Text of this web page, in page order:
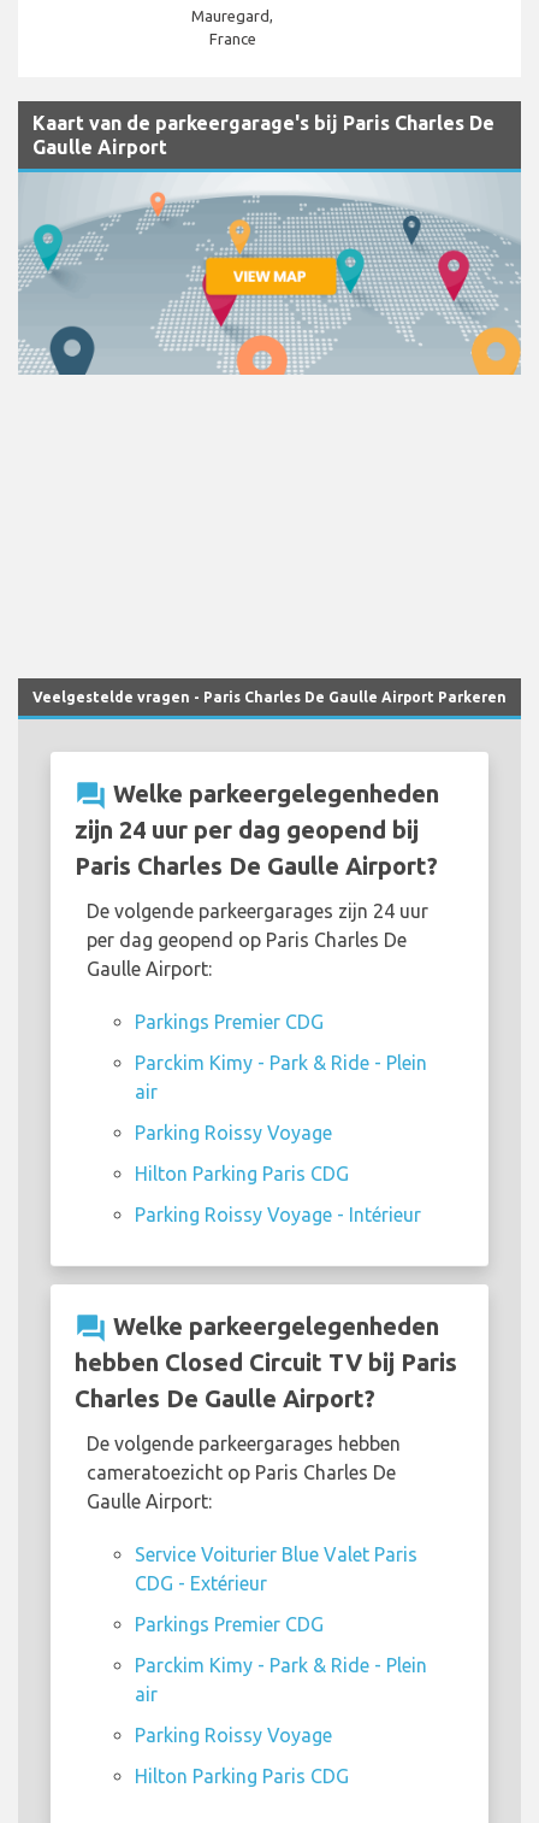
Mauregard,
France
Kaart van de parkeergarage's bij Paris Charles De
Gaulle Airport
Veelgestelde vragen - Paris Charles De Gaulle Airport Parkeren
question_answer Welke parkeergelegenheden
zijn 24 uur per dag geopend bij
Paris Charles De Gaulle Airport?
De volgende parkeergarages zijn 24 uur
per dag geopend op Paris Charles De
Gaulle Airport:
Parkings Premier CDG
Parckim Kimy - Park & ​​Ride - Plein
air
Parking Roissy Voyage
Hilton Parking Paris CDG
Parking Roissy Voyage - Intérieur
question_answer Welke parkeergelegenheden
hebben Closed Circuit TV bij Paris
Charles De Gaulle Airport?
De volgende parkeergarages hebben
cameratoezicht op Paris Charles De
Gaulle Airport:
Service Voiturier Blue Valet Paris
CDG - Extérieur
Parkings Premier CDG
Parckim Kimy - Park & ​​Ride - Plein
air
Parking Roissy Voyage
Hilton Parking Paris CDG